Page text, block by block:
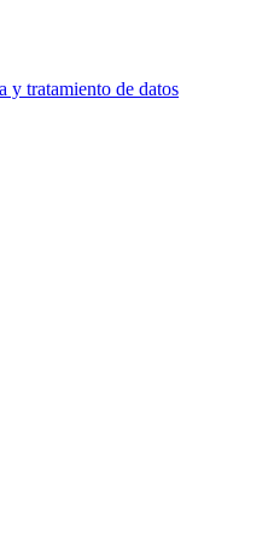
y tratamiento de datos